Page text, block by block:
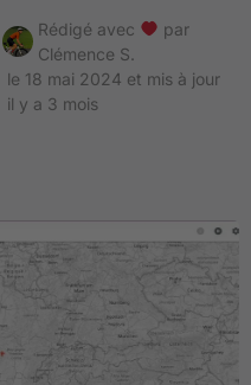
Rédigé avec
par
Clémence S.
le 18 mai 2024 et mis à jour
il y a 3 mois